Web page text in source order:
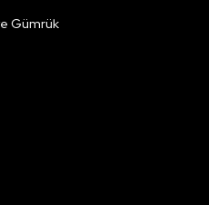
Gümrük